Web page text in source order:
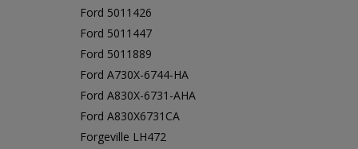
Ford 5011426
Ford 5011447
Ford 5011889
Ford A730X-6744-HA
Ford A830X-6731-AHA
Ford A830X6731CA
Forgeville LH472